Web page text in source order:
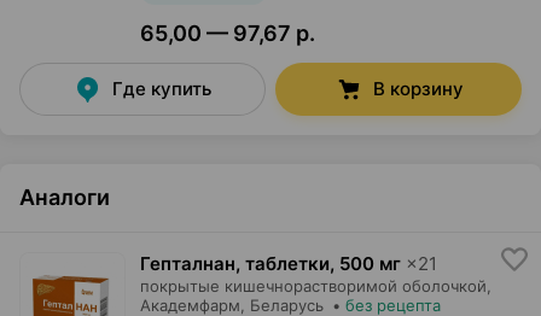
65,00 — 97,67 р.
Где купить В корзину
Аналоги
Гепталнан, таблетки, 500 мг ×21
покрытые кишечнорастворимой оболочкой,
Академфарм , Беларусь • без рецепта